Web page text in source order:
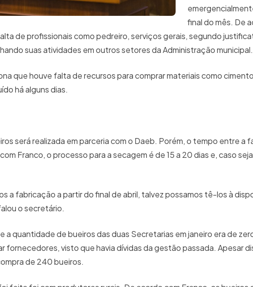
final do mês. De
de profissionais como pedreiro, serviços gerais, segundo
suas atividades em outros setores da Administração municipal.
que houve falta de recursos para comprar materiais como
há alguns dias.
será realizada em parceria com o Daeb. Porém, o tempo entre a
Franco, o processo para a secagem é de 15 a 20 dias e, caso
a fabricação a partir do final de abril, talvez possamos tê-los à
o secretário.
a quantidade de bueiros das duas Secretarias em janeiro era de
fornecedores, visto que havia dívidas da gestão passada. Apesar
de 240 bueiros.